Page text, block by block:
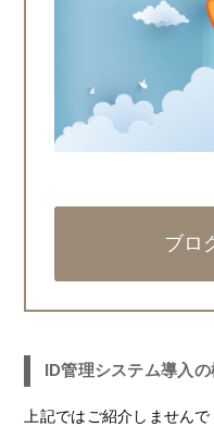
ブロ
ID管理システム導入の
上記ではご紹介しません